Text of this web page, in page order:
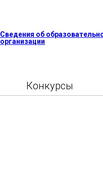
Сведения об
организации
Конкурсы